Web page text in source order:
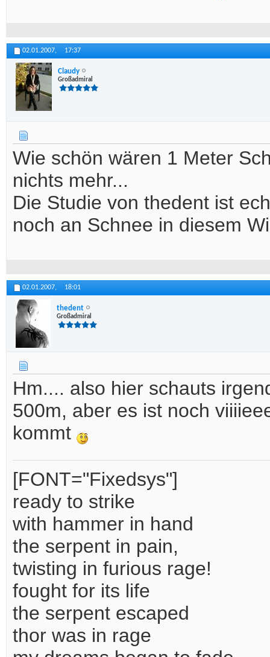
02.01.2007, 17:37
Claudy
Großadmiral
Wie schön wären 1 Meter
nichts mehr...
Die Studie von thedent ist
noch an Schnee in diesem
02.01.2007, 18:01
thedent
Großadmiral
Hm.... also hier schauts
500m, aber es ist noch
kommt
[FONT="Fixedsys"]
ready to strike
with hammer in hand
the serpent in pain,
twisting in furious rage!
fought for its life
the serpent escaped
thor was in rage